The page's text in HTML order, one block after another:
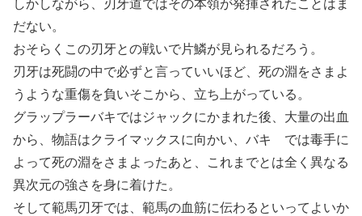
しかしながら、刃牙道ではその本領が発揮されたことはま
だない。
おそらくこの刃牙との戦いで片鱗が見られるだろう。
刃牙は死闘の中で必ずと言っていいほど、死の淵をさまよ
うような重傷を負いそこから、立ち上がっている。
グラップラーバキではジャックにかまれた後、大量の出血
から、物語はクライマックスに向かい、バキ では毒手に
よって死の淵をさまよったあと、これまでとは全く異なる
異次元の強さを身に着けた。
そして範馬刃牙では、範馬の血筋に伝わるといってよいか